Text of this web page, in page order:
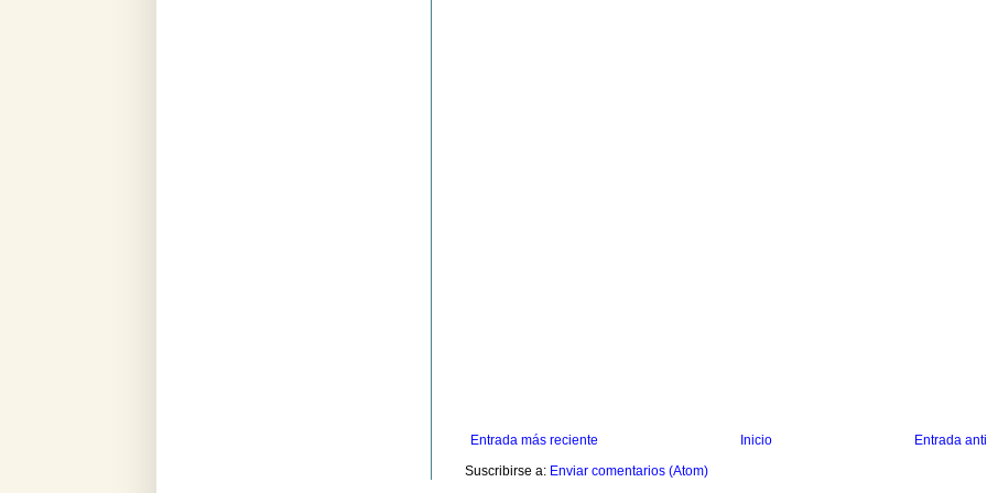
Entrada más reciente Entrada
Inicio
Suscribirse a: Enviar comentarios (Atom)